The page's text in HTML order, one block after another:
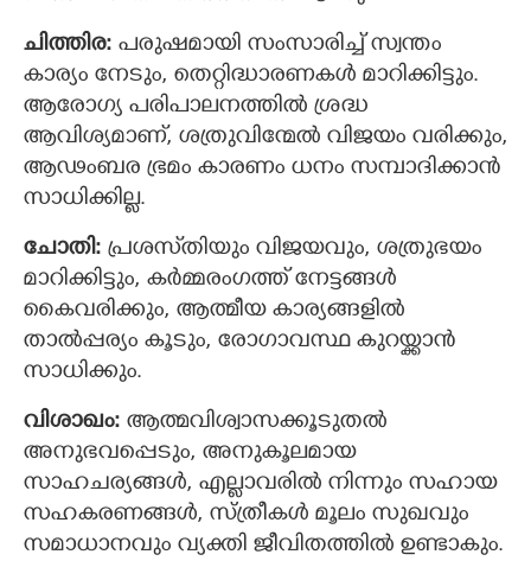
ചിത്തിര: പരുഷമായി സംസാരിച്ച് സ്വന്തം
കാര്യം നേടും, തെറ്റിദ്ധാരണകള്‍ മാറിക്കിട്ടും.
ആരോഗ്യ പരിപാലനത്തില്‍ ശ്രദ്ധ
ആവിശ്യമാണ്, ശത്രുവിന്മേല്‍ വിജയം വരിക്കും,
ആഢംബര ഭ്രമം കാരണം ധനം സമ്പാദിക്കാൻ
സാധിക്കില്ല.
ചോതി: പ്രശസ്‌തിയും വിജയവും, ശത്രുഭയം
മാറിക്കിട്ടും, കര്‍മ്മരംഗത്ത് നേട്ടങ്ങൾ
കൈവരിക്കും, ആത്മീയ കാര്യങ്ങളില്‍
താല്‍പ്പര്യം കൂടും, രോഗാവസ്ഥ കുറയ്ക്കാൻ
സാധിക്കും.
വിശാഖം: ആത്മവിശ്വാസക്കൂടുതല്‍
അനുഭവപ്പെടും, അനുകൂലമായ
സാഹചര്യങ്ങള്‍, എല്ലാവരില്‍ നിന്നും സഹായ
സഹകരണങ്ങള്‍, സ്ത്രീകള്‍ മൂലം സുഖവും
സമാധാനവും വ്യക്തി ജീവിതത്തില്‍ ഉണ്ടാകും.